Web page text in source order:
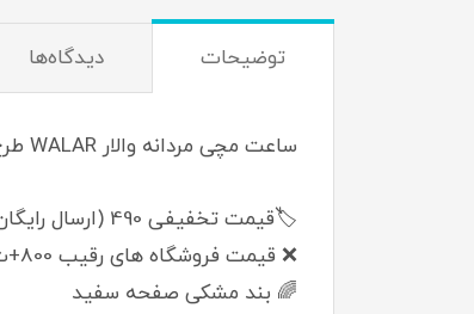
توضیحات دیدگاه‌ها
ساعت مچی مردانه والار WALAR طرح سه موتوره
🏷️قیمت تخفیفی 490 (ارسال رایگان)
❌ قیمت فروشگاه های رقیب 800+ت
🌈 بند مشکی صفحه سفید